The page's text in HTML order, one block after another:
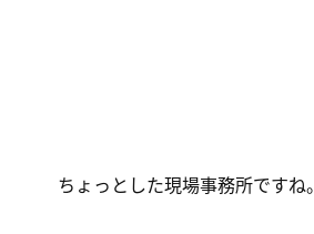
ちょっとした現場事務所ですね。